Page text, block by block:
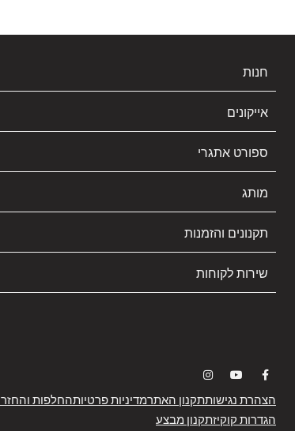
חנות
אייקונים
ספורט אתגרי
מותג
תקנונים והזמנות
שירות לקוחות
הצהרת נגישותתקנון האתרמדיניות פרטיותהחלפות
הגדרות קוקיזתקנון מבצע